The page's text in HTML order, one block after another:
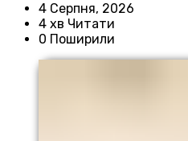
4 Серпня, 2026
4 хв Читати
0 Поширили